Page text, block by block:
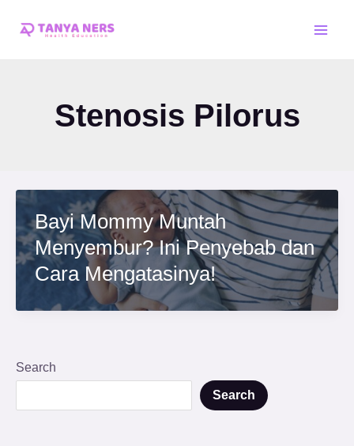
Stenosis Pilorus
Bayi Mommy Muntah
Menyembur? Ini Penyebab dan
Cara Mengatasinya!
Search
Search